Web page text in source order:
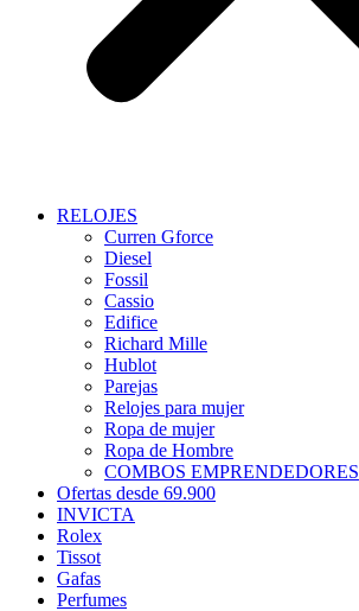
RELOJES
Curren Gforce
Diesel
Fossil
Cassio
Edifice
Richard Mille
Hublot
Parejas
Relojes para mujer
Ropa de mujer
Ropa de Hombre
COMBOS EMPRENDEDORES
Ofertas desde 69.900
INVICTA
Rolex
Tissot
Gafas
Perfumes